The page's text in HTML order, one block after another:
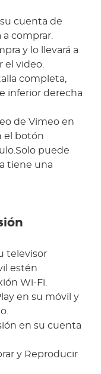
cuenta de
comprar.
y lo llevará a
el video.
completa,
inferior derecha
de Vimeo en
el botón
puede
tiene una
televisor
estén
Wi-Fi.
en su móvil y
en su cuenta
y Reproducir